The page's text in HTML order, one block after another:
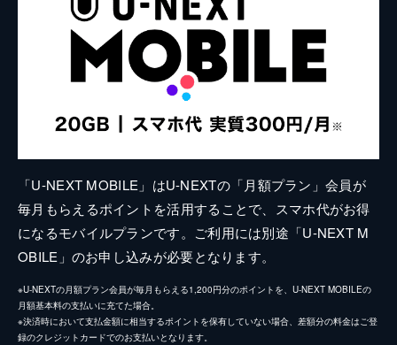
「U-NEXT MOBILE」はU-NEXTの「月額プラン」会員が
毎月もらえるポイントを活用することで、スマホ代がお得
になるモバイルプランです。ご利用には別途「U-NEXT M
OBILE」のお申し込みが必要となります。
※U-NEXTの月額プラン会員が毎月もらえる1,200円分のポイントを、U-NEXT MOBILEの
月額基本料の支払いに充てた場合。
※決済時において支払金額に相当するポイントを保有していない場合、差額分の料金はご登
録のクレジットカードでのお支払いとなります。